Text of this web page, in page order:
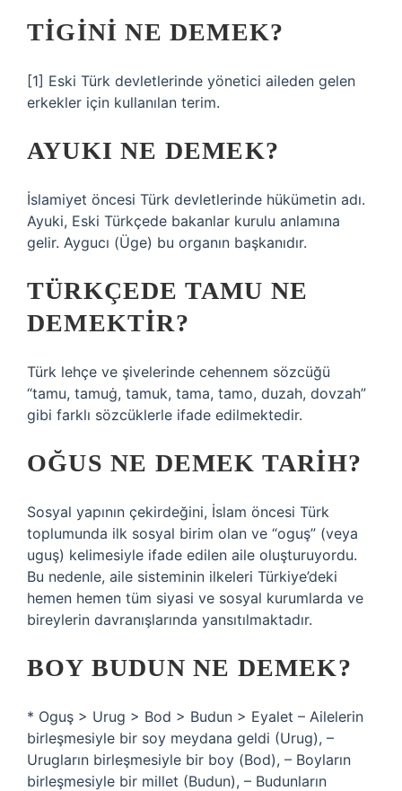
TIGINI NE DEMEK?
[1] Eski Türk devletlerinde yönetici aileden gelen
erkekler için kullanılan terim.
AYUKI NE DEMEK?
İslamiyet öncesi Türk devletlerinde hükümetin adı.
Ayuki, Eski Türkçede bakanlar kurulu anlamına
gelir. Aygucı (Üge) bu organın başkanıdır.
TÜRKÇEDE TAMU NE
DEMEKTIR?
Türk lehçe ve şivelerinde cehennem sözcüğü
“tamu, tamuġ, tamuk, tama, tamo, duzah, dovzah”
gibi farklı sözcüklerle ifade edilmektedir.
OĞUS NE DEMEK TARIH?
Sosyal yapının çekirdeğini, İslam öncesi Türk
toplumunda ilk sosyal birim olan ve “oguş” (veya
uguş) kelimesiyle ifade edilen aile oluşturuyordu.
Bu nedenle, aile sisteminin ilkeleri Türkiye’deki
hemen hemen tüm siyasi ve sosyal kurumlarda ve
bireylerin davranışlarında yansıtılmaktadır.
BOY BUDUN NE DEMEK?
* Oguş > Urug > Bod > Budun > Eyalet – Ailelerin
birleşmesiyle bir soy meydana geldi (Urug), –
Urugların birleşmesiyle bir boy (Bod), – Boyların
birleşmesiyle bir millet (Budun), – Budunların